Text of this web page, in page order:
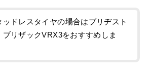
ッドレスタイヤの場合はブリヂスト
ブリザックVRX3をおすすめしま